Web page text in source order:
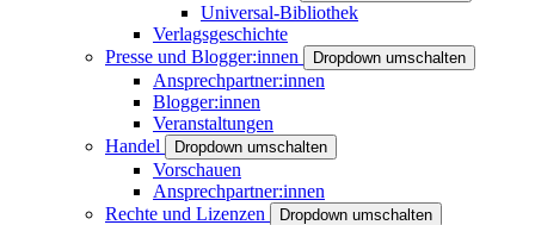
Universal-Bibliothek
Verlagsgeschichte
Presse und Blogger:innen
Dropdown umschalten
Ansprechpartner:innen
Blogger:innen
Veranstaltungen
Handel
Dropdown umschalten
Vorschauen
Ansprechpartner:innen
Rechte und Lizenzen
Dropdown umschalten